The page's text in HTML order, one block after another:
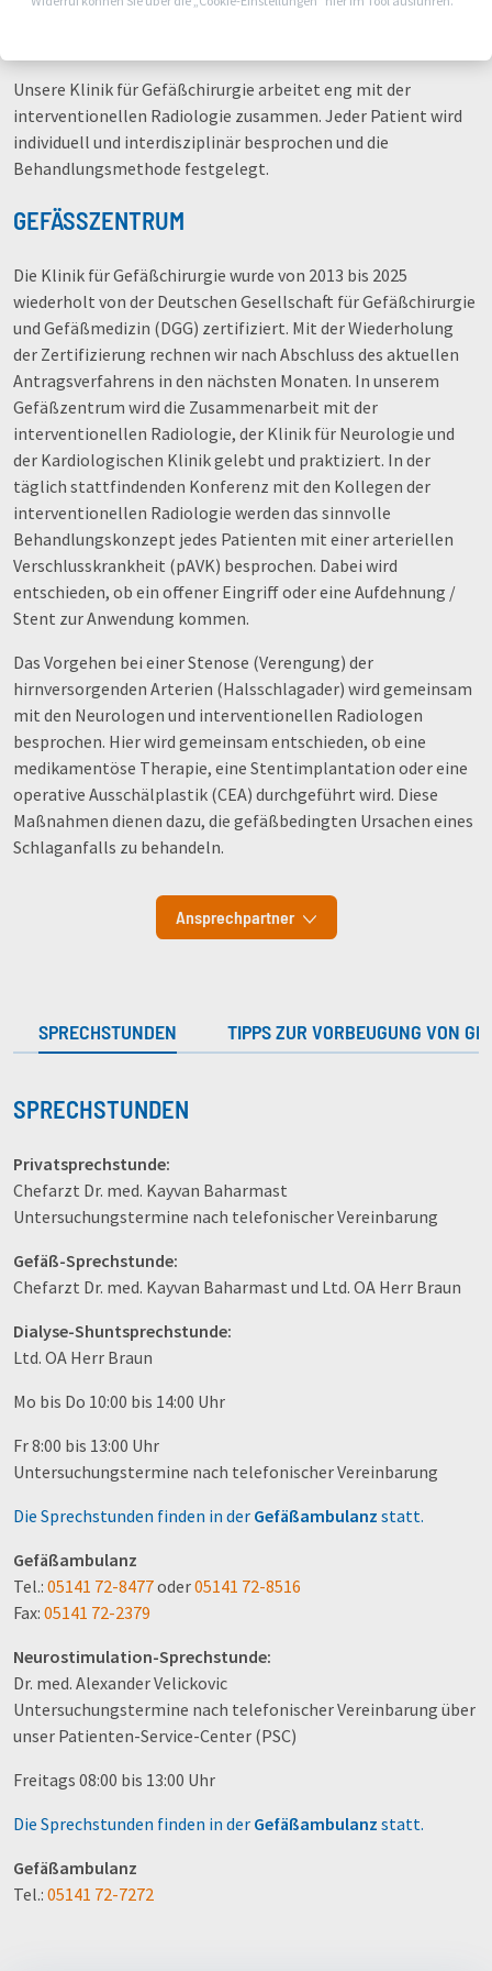
Unsere Klinik für Gefäßchirurgie arbeitet eng mit der
interventionellen Radiologie zusammen. Jeder Patient wird
individuell und interdisziplinär besprochen und die
Behandlungsmethode festgelegt.
GEFÄSSZENTRUM
Die Klinik für Gefäßchirurgie wurde von 2013 bis 2025
wiederholt von der Deutschen Gesellschaft für Gefäßchirurgie
und Gefäßmedizin (DGG) zertifiziert. Mit der Wiederholung
der Zertifizierung rechnen wir nach Abschluss des aktuellen
Antragsverfahrens in den nächsten Monaten. In unserem
Gefäßzentrum wird die Zusammenarbeit mit der
interventionellen Radiologie, der Klinik für Neurologie und
der Kardiologischen Klinik gelebt und praktiziert. In der
täglich stattfindenden Konferenz mit den Kollegen der
interventionellen Radiologie werden das sinnvolle
Behandlungskonzept jedes Patienten mit einer arteriellen
Verschlusskrankheit (pAVK) besprochen. Dabei wird
entschieden, ob ein offener Eingriff oder eine Aufdehnung /
Stent zur Anwendung kommen.
Das Vorgehen bei einer Stenose (Verengung) der
hirnversorgenden Arterien (Halsschlagader) wird gemeinsam
mit den Neurologen und interventionellen Radiologen
besprochen. Hier wird gemeinsam entschieden, ob eine
medikamentöse Therapie, eine Stentimplantation oder eine
operative Ausschälplastik (CEA) durchgeführt wird. Diese
Maßnahmen dienen dazu, die gefäßbedingten Ursachen eines
Schlaganfalls zu behandeln.
Ansprechpartner
SPRECHSTUNDEN TIPPS ZUR VORBEUGUNG VON
SPRECHSTUNDEN
Privatsprechstunde:
Chefarzt Dr. med. Kayvan Baharmast
Untersuchungstermine nach telefonischer Vereinbarung
Gefäß-Sprechstunde:
Chefarzt Dr. med. Kayvan Baharmast und Ltd. OA Herr Braun
Dialyse-Shuntsprechstunde:
Ltd. OA Herr Braun
Mo bis Do 10:00 bis 14:00 Uhr
Fr 8:00 bis 13:00 Uhr
Untersuchungstermine nach telefonischer Vereinbarung
Die Sprechstunden finden in der Gefäßambulanz statt.
Gefäßambulanz
Tel.: 05141 72-8477oder05141 72-8516
Fax: 05141 72-2379
Neurostimulation-Sprechstunde:
Dr. med. Alexander Velickovic
Untersuchungstermine nach telefonischer Vereinbarung über
unser Patienten-Service-Center (PSC)
Freitags 08:00 bis 13:00 Uhr
Die Sprechstunden finden in der Gefäßambulanz statt.
Gefäßambulanz
Tel.: 05141 72-7272